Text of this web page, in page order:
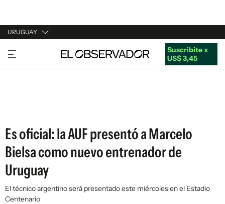
URUGUAY
URUGUAY
ARGENTINA
Suscribite x
US$ 3,45
Es oficial: la AUF presentó a Marcelo
Bielsa como nuevo entrenador de
Uruguay
El técnico argentino será presentado este miércoles en el Estadio
Centenario